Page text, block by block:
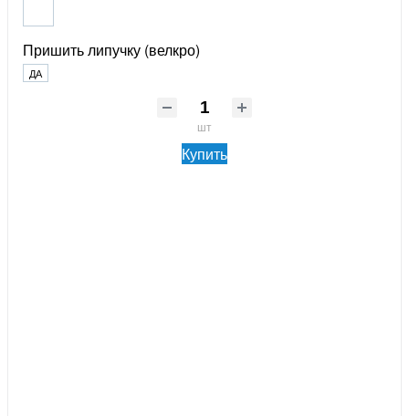
Пришить липучку (велкро)
ДА
шт
Купить